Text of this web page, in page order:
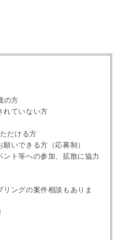
の方
れていない方
だける方
いできる方（応募制）
ント等への参加、拡散に協力
ングの案件相談もありま